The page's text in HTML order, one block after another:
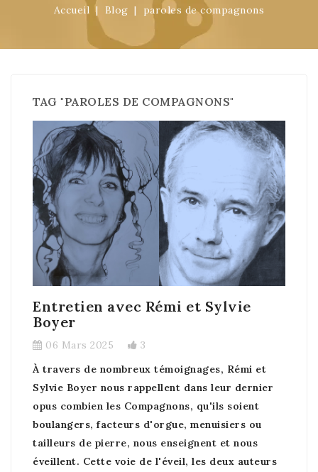
Accueil Blog paroles de compagnons
TAG "PAROLES DE COMPAGNONS"
Entretien avec Rémi et Sylvie
Boyer
06 Mars 2025
3
À travers de nombreux témoignages, Rémi et
Sylvie Boyer nous rappellent dans leur dernier
opus combien les Compagnons, qu'ils soient
boulangers, facteurs d'orgue, menuisiers ou
tailleurs de pierre, nous enseignent et nous
éveillent. Cette voie de l'éveil, les deux auteurs